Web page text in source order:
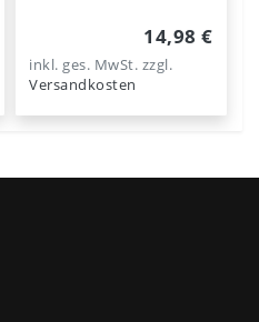
14,98 €
inkl. ges. MwSt. zzgl.
Versandkosten